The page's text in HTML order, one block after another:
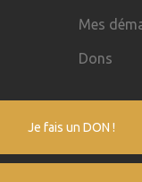
Mes
Dons
Je fais un DON !